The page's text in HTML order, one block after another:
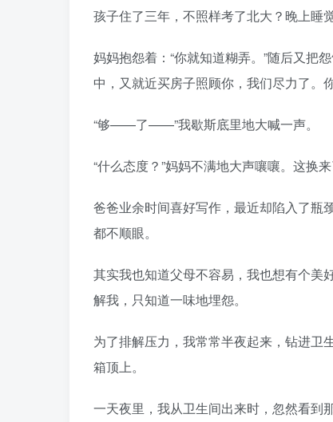
孩子住了三年，不照样考了北大？晚上睡
妈妈抱怨着：“你就知道糊弄。”随后又把
中，又就近买房子照顾你，我们尽力了。
“够——了——”我歇斯底里地大喊一声。
“什么态度？”妈妈不满地大声嚷嚷。这换
爸爸业余时间喜好写作，最近却陷入了瓶
都不顺眼。
其实我也知道父母不容易，我也想有个美
解我，只知道一味地埋怨。
为了排解压力，我常常半夜起来，钻进卫
箱顶上。
一天夜里，我从卫生间出来时，忽然看到